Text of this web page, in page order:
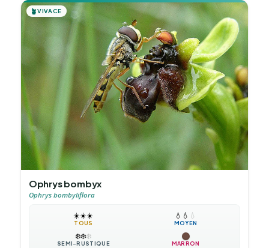
🪴VIVACE
Ophrys bombyx
Ophrys bombyliflora
☀️☀️☀️
TOUS
💧 💧 💧
MOYEN
❄️❄️❄️
SEMI-RUSTIQUE MARRON